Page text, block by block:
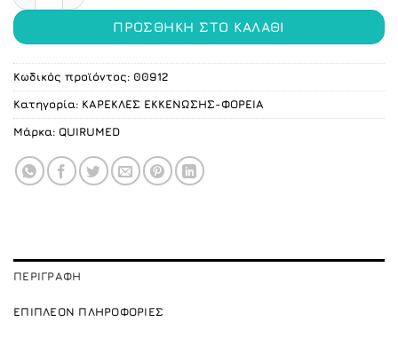
ΠΡΟΣΘΉΚΗ ΣΤΟ ΚΑΛΆΘΙ
Κωδικός προϊόντος: 00912
Κατηγορία: ΚΑΡΕΚΛΕΣ ΕΚΚΕΝΩΣΗΣ-ΦΟΡΕΙΑ
Μάρκα: QUIRUMED
ΠΕΡΙΓΡΑΦΉ
ΕΠΙΠΛΈΟΝ ΠΛΗΡΟΦΟΡΊΕΣ